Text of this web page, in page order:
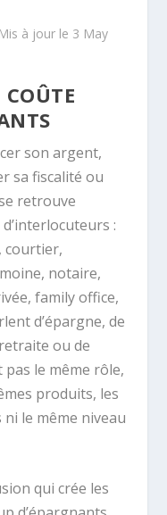
à jour le 3 May
son argent,
sa fiscalité ou
retrouve
:
courtier,
notaire,
family office,
d’épargne, de
ou de
le même rôle,
produits, les
le même niveau
qui crée les